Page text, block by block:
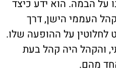
על הבמה. הוא ידע כיצד
העממי הישן, דרך
לחלוטין על ההופעה שלו.
והקהל היה קהל בעת
מהם.